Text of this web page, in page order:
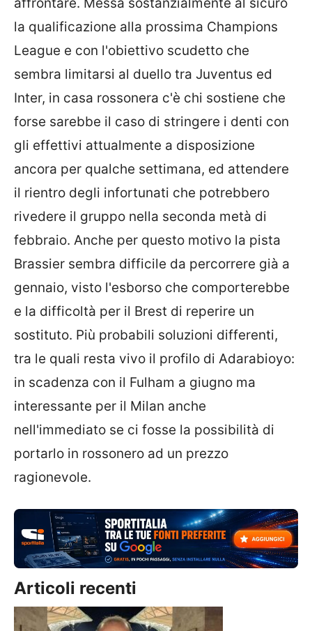
la qualificazione alla prossima Champions
League e con l'obiettivo scudetto che
sembra limitarsi al duello tra Juventus ed
Inter, in casa rossonera c'è chi sostiene che
forse sarebbe il caso di stringere i denti con
gli effettivi attualmente a disposizione
ancora per qualche settimana, ed attendere
il rientro degli infortunati che potrebbero
rivedere il gruppo nella seconda metà di
febbraio. Anche per questo motivo la pista
Brassier sembra difficile da percorrere già a
gennaio, visto l'esborso che comporterebbe
e la difficoltà per il Brest di reperire un
sostituto. Più probabili soluzioni differenti,
tra le quali resta vivo il profilo di Adarabioyo:
in scadenza con il Fulham a giugno ma
interessante per il Milan anche
nell'immediato se ci fosse la possibilità di
portarlo in rossonero ad un prezzo
ragionevole.
Articoli recenti